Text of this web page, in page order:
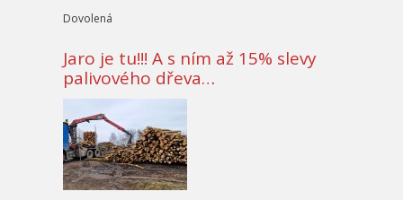
Dovolená
Jaro je tu!!! A s ním až 15% slevy
palivového dřeva…